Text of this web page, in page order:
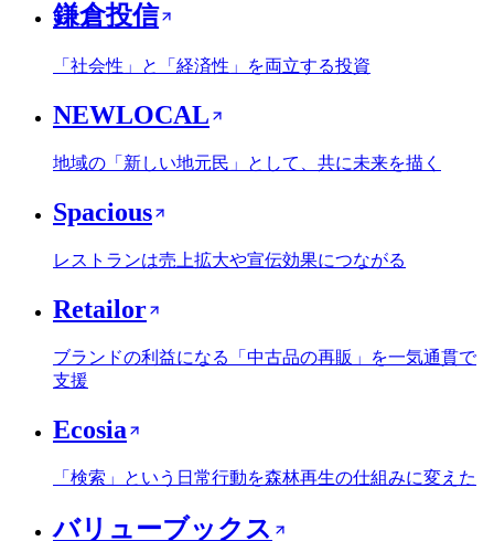
鎌倉投信
「社会性」と「経済性」を両立する投資
NEWLOCAL
地域の「新しい地元民」として、共に未来を描く
Spacious
レストランは売上拡大や宣伝効果につながる
Retailor
ブランドの利益になる「中古品の再販」を一気通貫で
支援
Ecosia
「検索」という日常行動を森林再生の仕組みに変えた
バリューブックス